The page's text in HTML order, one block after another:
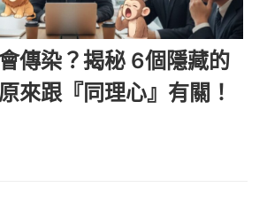
傳染？揭秘 6個隱藏的
來跟『同理心』有關！